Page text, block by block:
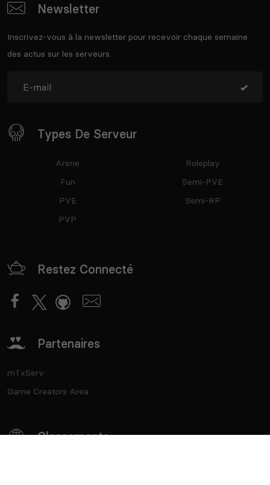
Newsletter
Inscrivez-vous à la newsletter pour recevoir chaque semaine
des actus sur les serveurs.
Types De Serveur
Arene
Fun
PVE
PVP
Roleplay
Semi-PVE
Semi-RP
Restez Connecté
Partenaires
mTxServ
Game Creators Area
Classements